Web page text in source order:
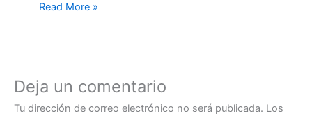
Read More »
Deja un comentario
Tu dirección de correo electrónico no será publicada. Los